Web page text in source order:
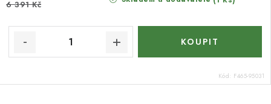
6 391 Kč
Kód: F465-95031